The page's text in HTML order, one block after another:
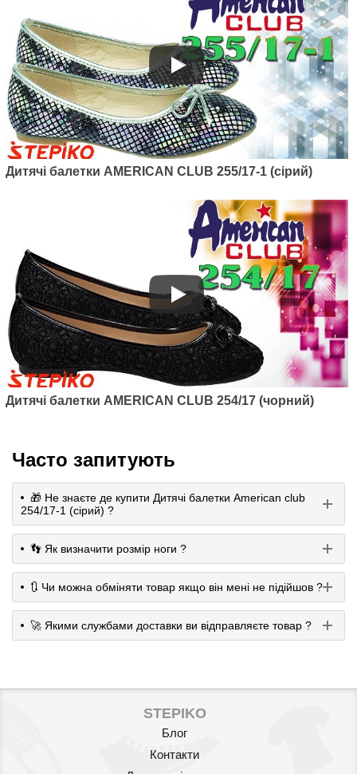
Артикул: 255/17
Дитячі балетки AMERICAN
CLUB 255/17 (рожевий)
445грн.
Дитячі балетки AMERICAN CLUB 255/17-1 (сірий)
Дитячі балетки AMERICAN CLUB 254/17 (чорний)
Часто запитують
🎁 Не знаєте де купити Дитячі балетки American club
254/17-1 (cірий) ?
👣 Як визначити розмір ноги ?
🔃 Чи можна обміняти товар якщо він мені не підійшов ?
🚀 Якими службами доставки ви відправляєте товар ?
STEPIKO
Блог
Контакти